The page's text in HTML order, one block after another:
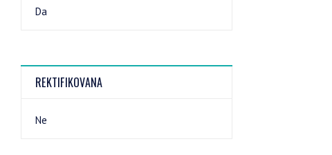
Da
REKTIFIKOVANA
Ne